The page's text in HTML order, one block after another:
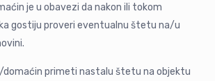
je u obavezi da nakon ili tokom
gostiju proveri eventualnu štetu na/u
domaćin primeti nastalu štetu na objektu